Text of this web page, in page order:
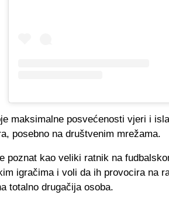
maksimalne posvećenosti vjeri i
posebno na društvenim mrežama.
poznat kao veliki ratnik na
igračima i voli da ih provocira na
totalno drugačija osoba.